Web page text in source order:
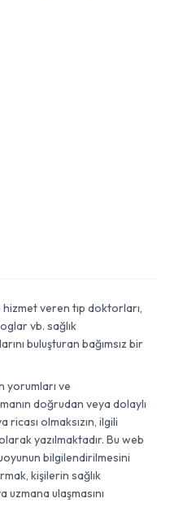
veren tıp doktorları,
vb. sağlık
buluşturan bağımsız bir
yorumları ve
doğrudan veya dolaylı
olmaksızın, ilgili
yazılmaktadır. Bu web
bilgilendirilmesini
kişilerin sağlık
ulaşmasını